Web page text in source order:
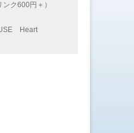
ク600円＋）
Heart